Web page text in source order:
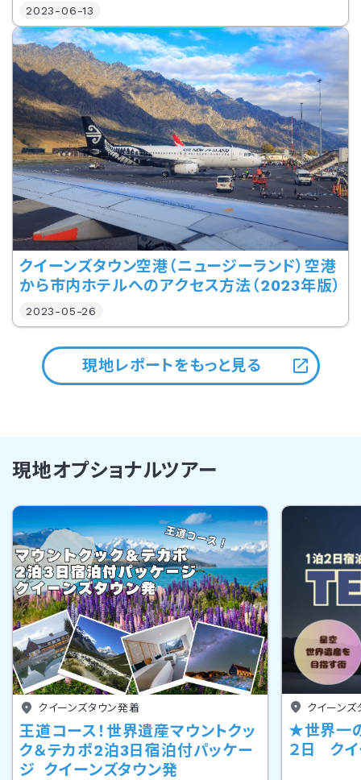
2023-06-13
クイーンズタウン空港（ニュージーランド）空港
から市内ホテルへのアクセス方法（2023年版）
2023-05-26
現地レポートをもっと見る
現地オプショナルツアー
王道コース！世界遺産マウントクッ
ク＆テカポ2泊3日宿泊付パッケー
ジ クイーンズタウン発
クイーンズタウン発着
★世界一
２日 クイ
クイーン